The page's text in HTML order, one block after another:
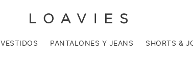
VESTIDOS PANTALONES Y JEANS SHORTS &